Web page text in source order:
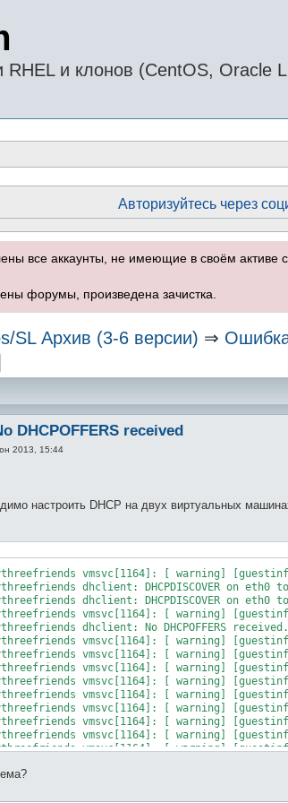
и клонов (CentOS, Oracle
Авторизуйтесь через
все аккаунты, не имеющие в своём активе
форумы, произведена зачистка.
SL Архив (3-6 версии) ⇒
DHCPOFFERS received
2013, 15:44
настроить DHCP на двух виртуальных
vmsvc[1164]: [ warning]
dhclient: DHCPDISCOVER on
dhclient: DHCPDISCOVER on
vmsvc[1164]: [ warning]
dhclient: No DHCPOFFERS received.
vmsvc[1164]: [ warning]
vmsvc[1164]: [ warning]
vmsvc[1164]: [ warning]
vmsvc[1164]: [ warning]
vmsvc[1164]: [ warning]
vmsvc[1164]: [ warning]
vmsvc[1164]: [ warning]
vmsvc[1164]: [ warning]
vmsvc[1164]: [ warning]
dhclient: DHCPDISCOVER on